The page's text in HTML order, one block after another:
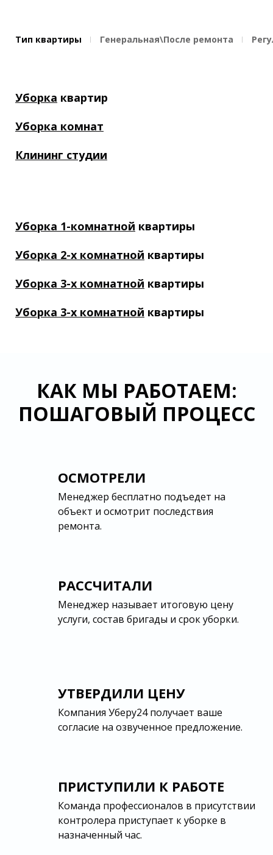
Тип квартиры Генеральная\После ремонта
Уборка квартир
Уборка комнат
Клининг студии
Уборка 1-комнатной квартиры
Уборка 2-х комнатной квартиры
Уборка 3-х комнатной квартиры
Уборка 3-х комнатной квартиры
КАК МЫ РАБОТАЕМ:
ПОШАГОВЫЙ ПРОЦЕСС
ОСМОТРЕЛИ
Менеджер бесплатно подъедет на
объект и осмотрит последствия
ремонта.
РАССЧИТАЛИ
Менеджер называет итоговую цену
услуги, состав бригады и срок уборки.
УТВЕРДИЛИ ЦЕНУ
Компания Уберу24 получает ваше
согласие на озвученное предложение.
ПРИСТУПИЛИ К РАБОТЕ
Команда профессионалов в присутствии
контролера приступает к уборке в
назначенный час.